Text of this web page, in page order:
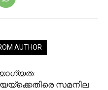
AUTHOR
സമനില